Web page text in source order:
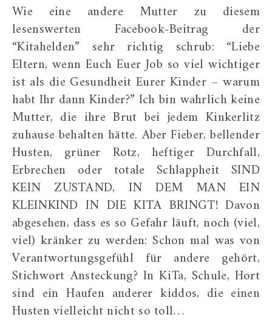
Wie eine andere Mutter zu diesem
lesenswerten Facebook-Beitrag der
“Kitahelden” sehr richtig schrub: “Liebe
Eltern, wenn Euch Euer Job so viel wichtiger
ist als die Gesundheit Eurer Kinder – warum
habt Ihr dann Kinder?” Ich bin wahrlich keine
Mutter, die ihre Brut bei jedem Kinkerlitz
zuhause behalten hätte. Aber Fieber, bellender
Husten, grüner Rotz, heftiger Durchfall,
Erbrechen oder totale Schlappheit SIND
KEIN ZUSTAND, IN DEM MAN EIN
KLEINKIND IN DIE KITA BRINGT! Davon
abgesehen, dass es so Gefahr läuft, noch (viel,
viel) kränker zu werden: Schon mal was von
Verantwortungsgefühl für andere gehört,
Stichwort Ansteckung? In KiTa, Schule, Hort
sind ein Haufen anderer kiddos, die einen
Husten vielleicht nicht so toll…